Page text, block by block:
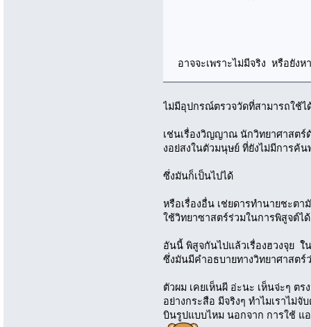
อาจจะเพราะไม่มีจริง หรือยัง
ไม่มีอุปกรณ์ตรวจวัดที่สามารถใช้ไ
เช่นเรื่องวิญญาณ นักวิทยาศาสตร์
งอย่สงในตัวมนุษย์ ที่ยังไม่มีการค้น
ซึ่งมันก็เป็นไปได้
หรือเรื่องอื่น เช่ยดารทำนายชะต
ใช้วิทยาซาสตร์ร่วมในการพิสูจต์ได้
อันนี้ พิสูจกันไปแล้วเรื่องฮวงจุย ใั
ซึ่งมันมีคำอธบายทางวิทยาศาสตร์
ตัวผม เคยเห็นผี อ่ะนะ เห็นจ่ะๆ ตร
อย่างกระสือ มีจริงๆ ทำไมเราไม่
บินรูปแบบไหม นอกจาก การใช้ แ